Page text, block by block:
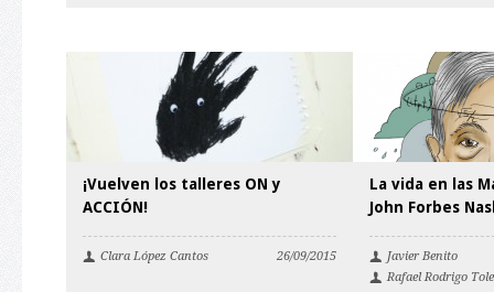
¡Vuelven los talleres ON y
ACCIÓN!
Clara López Cantos 26/09/2015
La vida en las
John Forbes
Javier Benito
Rafael Rodrigo